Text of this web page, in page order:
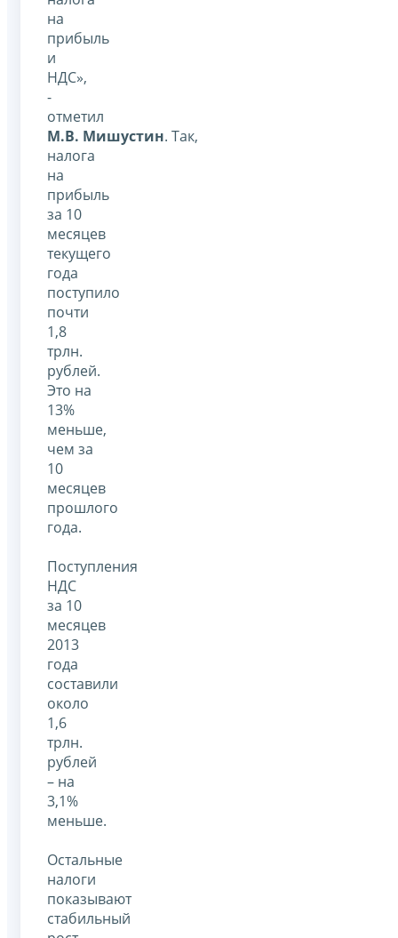
на
прибыль
и
НДС»,
-
отметил
М.В. Мишустин. Так,
налога
на
прибыль
за 10
месяцев
текущего
года
поступило
почти
1,8
трлн.
рублей.
Это на
13%
меньше,
чем за
10
месяцев
прошлого
года.
Поступления
НДС
за 10
месяцев
2013
года
составили
около
1,6
трлн.
рублей
– на
3,1%
меньше.
Остальные
налоги
показывают
стабильный